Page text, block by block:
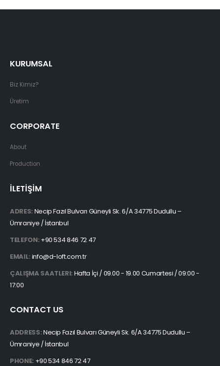
KURUMSAL
Biz Kimiz?
Üretim
CORPORATE
About
Production
İLETİŞİM
ADRES: Necip Fazıl Bulvarı Güneyli Sk. 6/A 34775 Dudullu –
Ümraniye / İstanbul
TELEFON: +90 534 846 72 47
EMAIL: info@d-loft.com.tr
ÇALIŞMA SAATLERI: Hafta İçi / 09.00 - 19.00 Cumartesi / 09:00 -
17:00
CONTACT US
ADDRESS:Necip Fazıl Bulvarı Güneyli Sk. 6/A 34775 Dudullu –
Ümraniye / İstanbul
PHONE: +90 534 846 72 47